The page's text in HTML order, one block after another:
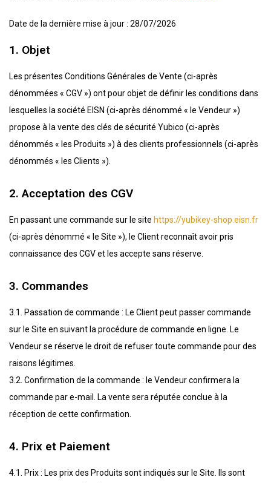
Date de la dernière mise à jour : 28/07/2026
1. Objet
Les présentes Conditions Générales de Vente (ci-après
dénommées « CGV ») ont pour objet de définir les conditions dans
lesquelles la société EISN (ci-après dénommé « le Vendeur »)
propose à la vente des clés de sécurité Yubico (ci-après
dénommés « les Produits ») à des clients professionnels (ci-après
dénommés « les Clients »).
2. Acceptation des CGV
En passant une commande sur le site https://yubikey-shop.eisn.fr
(ci-après dénommé « le Site »), le Client reconnaît avoir pris
connaissance des CGV et les accepte sans réserve.
3. Commandes
3.1. Passation de commande : Le Client peut passer commande
sur le Site en suivant la procédure de commande en ligne. Le
Vendeur se réserve le droit de refuser toute commande pour des
raisons légitimes.
3.2. Confirmation de la commande : le Vendeur confirmera la
commande par e-mail. La vente sera réputée conclue à la
réception de cette confirmation.
4. Prix et Paiement
4.1. Prix : Les prix des Produits sont indiqués sur le Site. Ils sont